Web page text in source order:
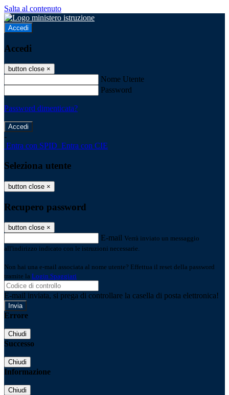
Salta al contenuto
Accedi
Accedi
button close ×
Nome Utente
Password
Password dimenticata?
-
Entra con SPID Entra con CIE
Seleziona utente
button close ×
Recupero password
button close ×
E-mail Verrà inviato un messaggio
all'indirizzo indicato con le istruzioni necessarie.
Non hai una e-mail associata al nome utente? Effettua il reset della password
tramite la Login Spaggiari
E-mail inviata, si prega di controllare la casella di posta elettronica!
Errore
Chiudi
Successo
Chiudi
Informazione
Chiudi